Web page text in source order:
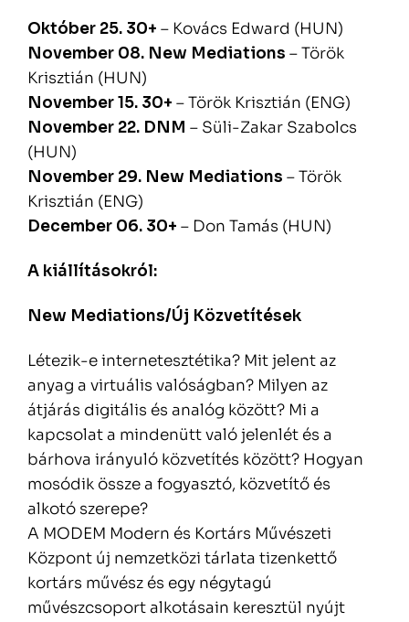
Október 25. 30+ – Kovács Edward (HUN)
November 08. New Mediations – Török
Krisztián (HUN)
November 15. 30+ – Török Krisztián (ENG)
November 22. DNM – Süli-Zakar Szabolcs
(HUN)
November 29. New Mediations – Török
Krisztián (ENG)
December 06. 30+ – Don Tamás (HUN)
A kiállításokról:
New Mediations/Új Közvetítések
Létezik-e internetesztétika? Mit jelent az
anyag a virtuális valóságban? Milyen az
átjárás digitális és analóg között? Mi a
kapcsolat a mindenütt való jelenlét és a
bárhova irányuló közvetítés között? Hogyan
mosódik össze a fogyasztó, közvetítő és
alkotó szerepe?
A MODEM Modern és Kortárs Művészeti
Központ új nemzetközi tárlata tizenkettő
kortárs művész és egy négytagú
művészcsoport alkotásain keresztül nyújt